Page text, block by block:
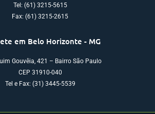
Tel: (61) 3215-5615
Fax: (61) 3215-2615
em Belo Horizonte - MG
Gouvêia, 421 – Bairro São Paulo
CEP 31910-040
Tel e Fax: (31) 3445-5539